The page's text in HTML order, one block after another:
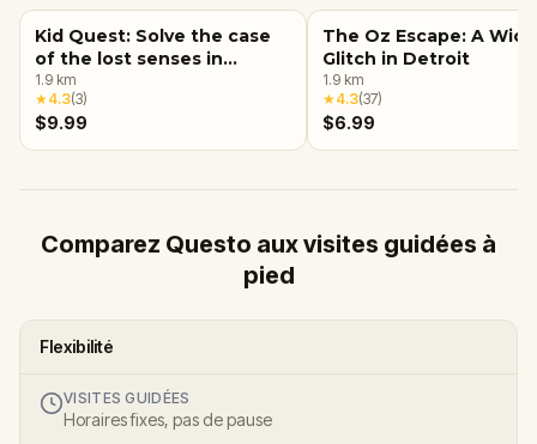
Kid Quest: Solve the case
of the lost senses in
Detroit
1.9 km
★4.3(3)
$9.99
The Oz Escape: A
Glitch in Detroit
1.9 km
★4.3(37)
$6.99
Comparez Questo aux visites guidées à
pied
Flexibilité
VISITES GUIDÉES
Horaires fixes, pas de pause